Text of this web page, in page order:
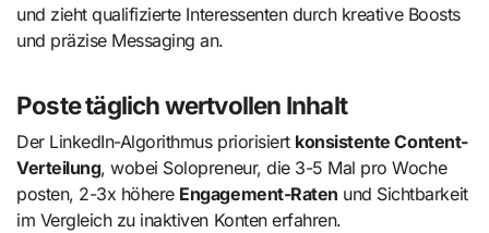
und zieht qualifizierte Interessenten durch kreative Boosts
und präzise Messaging an.
Poste täglich wertvollen Inhalt
Der LinkedIn-Algorithmus priorisiert konsistente Content-
Verteilung, wobei Solopreneur, die 3-5 Mal pro Woche
posten, 2-3x höhere Engagement-Raten und Sichtbarkeit
im Vergleich zu inaktiven Konten erfahren.